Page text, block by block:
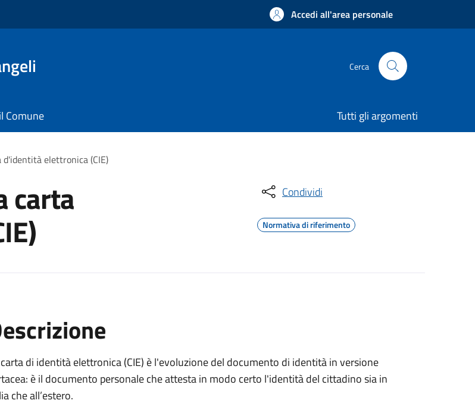
Accedi all'area personale
Cerca
Comune Tutti gli argomenti
elettronica (CIE)
carta Condividi
Normativa di riferimento
di identità elettronica (CIE) è l'evoluzione del documento di identità in versione
è il documento personale che attesta in modo certo l'identità del cittadino sia in
che all’estero.